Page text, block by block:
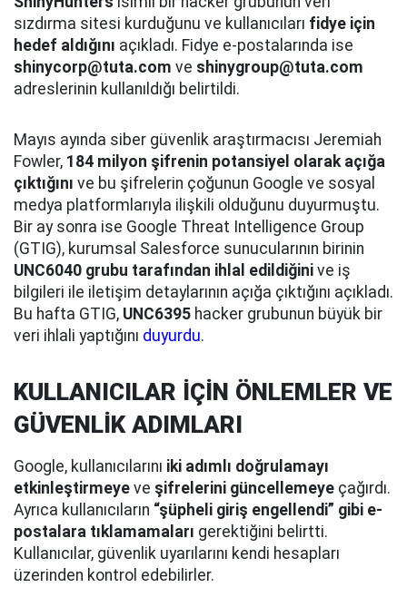
sızdırma sitesi kurduğunu ve kullanıcıları fidye için
hedef aldığını açıkladı. Fidye e-postalarında ise
shinycorp@tuta.com ve shinygroup@tuta.com
adreslerinin kullanıldığı belirtildi.
Mayıs ayında siber güvenlik araştırmacısı Jeremiah
Fowler, 184 milyon şifrenin potansiyel olarak açığa
çıktığını ve bu şifrelerin çoğunun Google ve sosyal
medya platformlarıyla ilişkili olduğunu duyurmuştu.
Bir ay sonra ise Google Threat Intelligence Group
(GTIG), kurumsal Salesforce sunucularının birinin
UNC6040 grubu tarafından ihlal edildiğini ve iş
bilgileri ile iletişim detaylarının açığa çıktığını açıkladı.
Bu hafta GTIG, UNC6395 hacker grubunun büyük bir
veri ihlali yaptığını duyurdu.
KULLANICILAR İÇİN ÖNLEMLER VE
GÜVENLİK ADIMLARI
Google, kullanıcılarını iki adımlı doğrulamayı
etkinleştirmeye ve şifrelerini güncellemeye çağırdı.
Ayrıca kullanıcıların “şüpheli giriş engellendi” gibi e-
postalara tıklamamaları gerektiğini belirtti.
Kullanıcılar, güvenlik uyarılarını kendi hesapları
üzerinden kontrol edebilirler.